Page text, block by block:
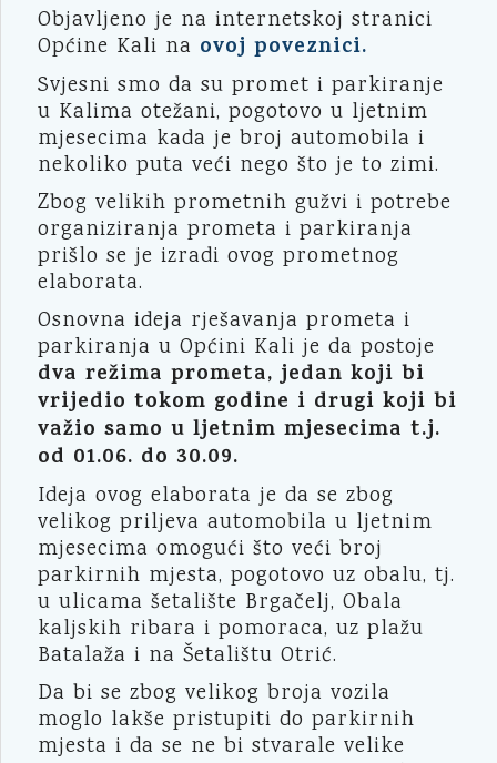
Objavljeno je na internetskoj stranici
Općine Kali na ovoj poveznici.
Svjesni smo da su promet i parkiranje
u Kalima otežani, pogotovo u ljetnim
mjesecima kada je broj automobila i
nekoliko puta veći nego što je to zimi.
Zbog velikih prometnih gužvi i potrebe
organiziranja prometa i parkiranja
prišlo se je izradi ovog prometnog
elaborata.
Osnovna ideja rješavanja prometa i
parkiranja u Općini Kali je da postoje
dva režima prometa, jedan koji bi
vrijedio tokom godine i drugi koji bi
važio samo u ljetnim mjesecima t.j.
od 01.06. do 30.09.
Ideja ovog elaborata je da se zbog
velikog priljeva automobila u ljetnim
mjesecima omogući što veći broj
parkirnih mjesta, pogotovo uz obalu, tj.
u ulicama šetalište Brgačelj, Obala
kaljskih ribara i pomoraca, uz plažu
Batalaža i na Šetalištu Otrić.
Da bi se zbog velikog broja vozila
moglo lakše pristupiti do parkirnih
mjesta i da se ne bi stvarale velike